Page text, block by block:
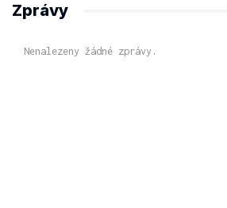
Zprávy
Nenalezeny žádné zprávy.